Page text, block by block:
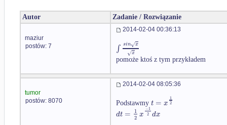
Autor Zadanie / Rozwiązanie
maziur
postów: 7
2014-02-04 00:36:13
∫ sin x
√
x
√
pomoże ktoś z tym przykładem
tumor
postów: 8070
2014-02-04 08:05:36
Podstawmy t = x 1
2
dt = 1
2 x −1
2 dx